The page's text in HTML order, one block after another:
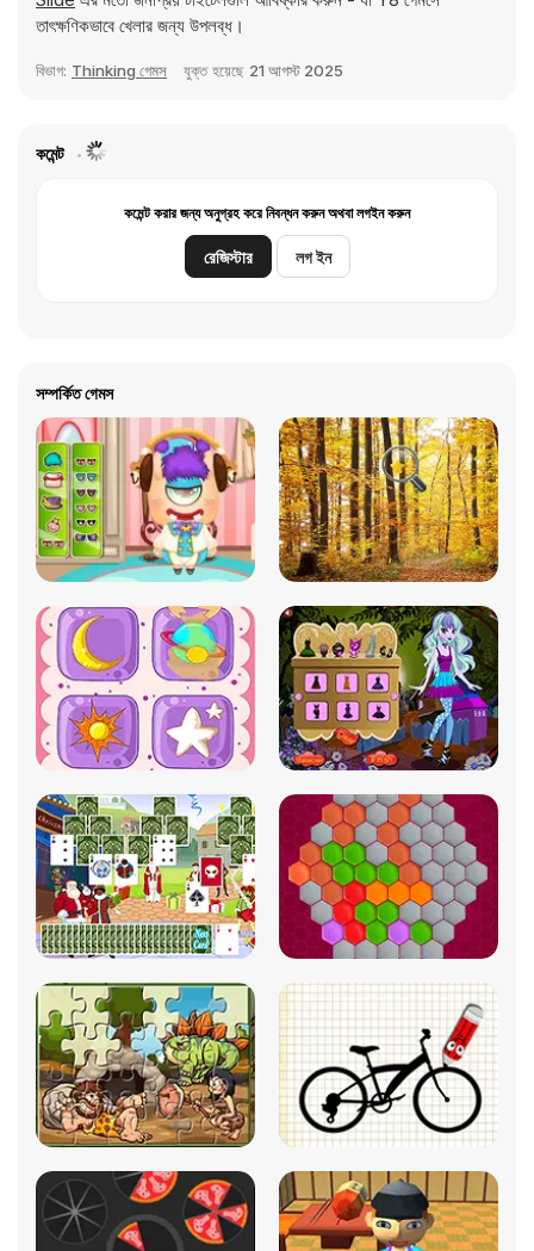
তাৎক্ষণিকভাবে খেলার জন্য উপলব্ধ।
বিভাগ: Thinking গেমস যুক্ত হয়েছে 21 আগস্ট 2025
কমেন্ট
কমেন্ট করার জন্য অনুগ্রহ করে নিবন্ধন করুন অথবা লগইন করুন
রেজিস্টার লগ ইন
সম্পর্কিত গেমস